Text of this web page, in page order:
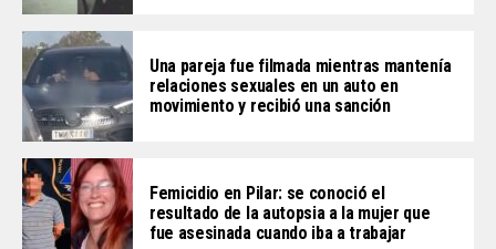
Una pareja fue filmada mientras mantenía
relaciones sexuales en un auto en
movimiento y recibió una sanción
Femicidio en Pilar: se conoció el
resultado de la autopsia a la mujer que
fue asesinada cuando iba a trabajar